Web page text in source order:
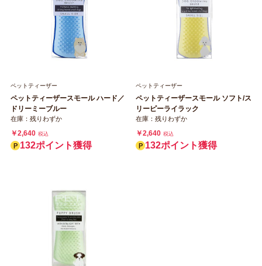
ペットティーザー
ペットティーザースモール ハード／
ドリーミーブルー
在庫：残りわずか
￥2,640 税込
132ポイント獲得
ペットティーザー
ペットティーザースモール ソフト/ス
リーピーライラック
在庫：残りわずか
￥2,640 税込
132ポイント獲得